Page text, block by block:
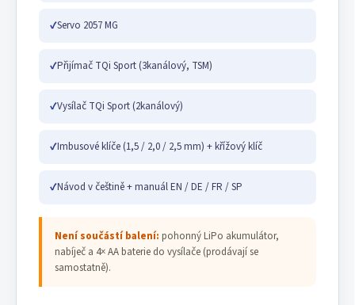
✓Servo 2057 MG
✓Přijímač TQi Sport (3kanálový, TSM)
✓Vysílač TQi Sport (2kanálový)
✓Imbusové klíče (1,5 / 2,0 / 2,5 mm) + křížový klíč
✓Návod v češtině + manuál EN / DE / FR / SP
Není součástí balení: pohonný LiPo akumulátor,
nabíječ a 4× AA baterie do vysílače (prodávají se
samostatně).